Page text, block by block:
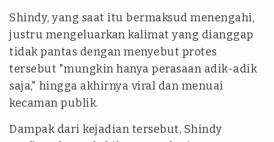
Shindy, yang saat itu bermaksud menengahi,
justru mengeluarkan kalimat yang dianggap
tidak pantas dengan menyebut protes
tersebut "mungkin hanya perasaan adik-adik
saja," hingga akhirnya viral dan menuai
kecaman publik.
Dampak dari kejadian tersebut, Shindy